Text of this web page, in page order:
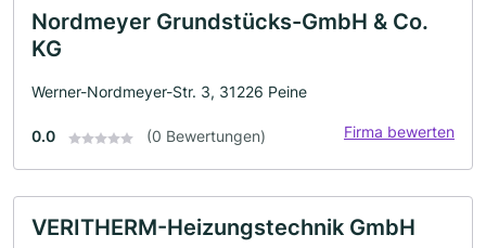
Nordmeyer Grundstücks-GmbH & Co.
KG
Werner-Nordmeyer-Str. 3, 31226 Peine
0.0 (0 Bewertungen) Firma bewerten
VERITHERM-Heizungstechnik GmbH